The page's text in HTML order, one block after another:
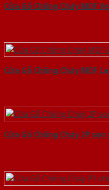
Cửa Gỗ Chống Cháy MDF
Cửa Gỗ Chống Cháy MDF
Cửa Gỗ Chống Cháy 2P son